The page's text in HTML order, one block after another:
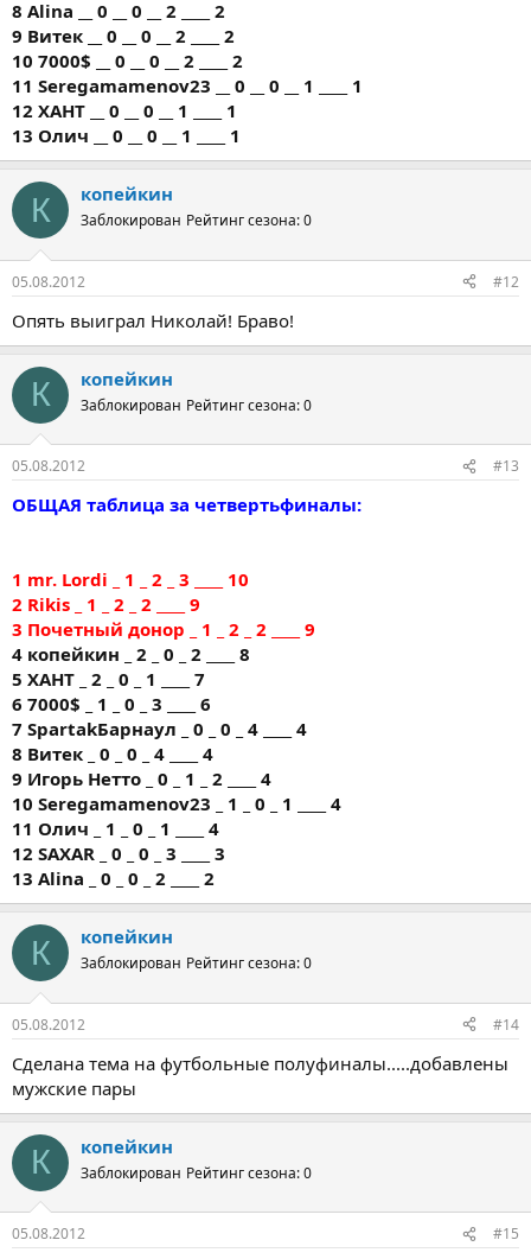
8 Alina __ 0 __ 0 __ 2 ____ 2
9 Витек __ 0 __ 0 __ 2 ____ 2
10 7000$ __ 0 __ 0 __ 2 ____ 2
11 Seregamamenov23 __ 0 __ 0 __ 1 ____ 1
12 ХАНТ __ 0 __ 0 __ 1 ____ 1
13 Олич __ 0 __ 0 __ 1 ____ 1
К копейкин
Заблокирован Рейтинг сезона: 0
05.08.2012 #12
Опять выиграл Николай! Браво!
К копейкин
Заблокирован Рейтинг сезона: 0
05.08.2012 #13
ОБЩАЯ таблица за четвертьфиналы:
1 mr. Lordi _ 1 _ 2 _ 3 ____ 10
2 Rikis _ 1 _ 2 _ 2 ____ 9
3 Почетный донор _ 1 _ 2 _ 2 ____ 9
4 копейкин _ 2 _ 0 _ 2 ____ 8
5 ХАНТ _ 2 _ 0 _ 1 ____ 7
6 7000$ _ 1 _ 0 _ 3 ____ 6
7 SpartakБарнаул _ 0 _ 0 _ 4 ____ 4
8 Витек _ 0 _ 0 _ 4 ____ 4
9 Игорь Нетто _ 0 _ 1 _ 2 ____ 4
10 Seregamamenov23 _ 1 _ 0 _ 1 ____ 4
11 Олич _ 1 _ 0 _ 1 ____ 4
12 SAXAR _ 0 _ 0 _ 3 ____ 3
13 Alina _ 0 _ 0 _ 2 ____ 2
К копейкин
Заблокирован Рейтинг сезона: 0
05.08.2012 #14
Сделана тема на футбольные полуфиналы.....добавлены
мужские пары
К копейкин
Заблокирован Рейтинг сезона: 0
05.08.2012 #15